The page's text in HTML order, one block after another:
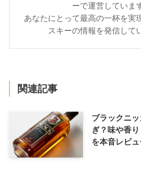
ーで運営していま
あなたにとって最高の一杯を実
スキーの情報を発信して
関連記事
ブラックニ
ぎ？味や香
を本音レビュ